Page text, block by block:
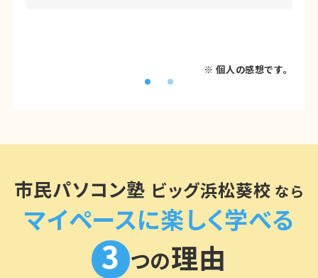
※ 個人の感想です。
市民パソコン塾 ビッグ浜松葵校 なら
マイペースに楽しく学べる
3 つの理由